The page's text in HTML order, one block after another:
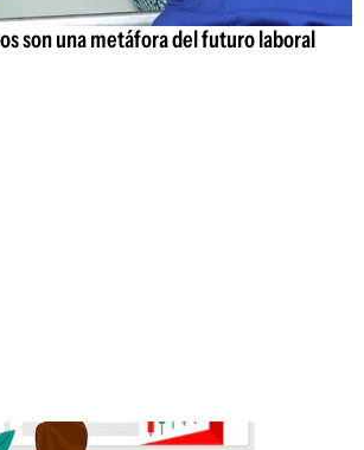
son una metáfora del futuro laboral